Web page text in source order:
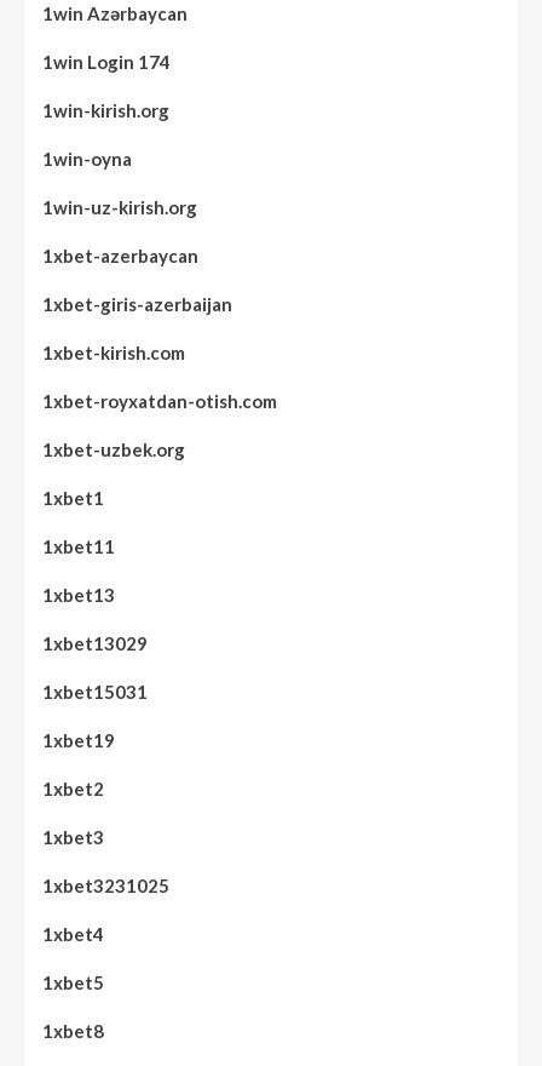
1win Azərbaycan
1win Login 174
1win-kirish.org
1win-oyna
1win-uz-kirish.org
1xbet-azerbaycan
1xbet-giris-azerbaijan
1xbet-kirish.com
1xbet-royxatdan-otish.com
1xbet-uzbek.org
1xbet1
1xbet11
1xbet13
1xbet13029
1xbet15031
1xbet19
1xbet2
1xbet3
1xbet3231025
1xbet4
1xbet5
1xbet8